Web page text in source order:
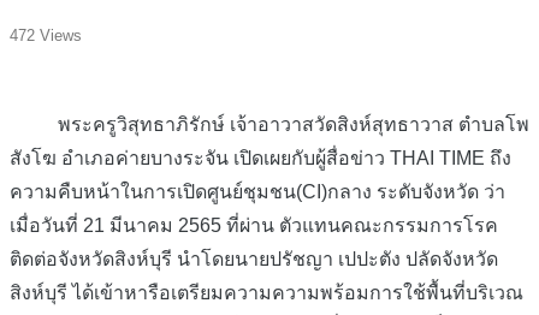
472 Views
พระครูวิสุทธาภิรักษ์ เจ้าอาวาสวัดสิงห์สุทธาวาส ตำบลโพ
สังโฆ อำเภอค่ายบางระจัน เปิดเผยกับผู้สื่อข่าว THAI TIME ถึง
ความคืบหน้าในการเปิดศูนย์ชุมชน(CI)กลาง ระดับจังหวัด ว่า
เมื่อวันที่ 21 มีนาคม 2565 ที่ผ่าน ตัวแทนคณะกรรมการโรค
ติดต่อจังหวัดสิงห์บุรี นำโดยนายปรัชญา เปปะตัง ปลัดจังหวัด
สิงห์บุรี ได้เข้าหารือเตรียมความความพร้อมการใช้พื้นที่บริเวณ